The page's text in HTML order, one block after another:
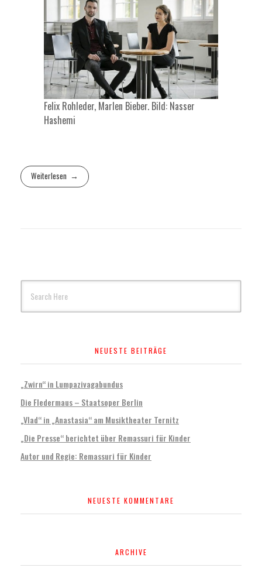
Felix Rohleder, Marlen Bieber. Bild: Nasser
Hashemi
Weiterlesen
NEUESTE BEITRÄGE
„Zwirn“ in Lumpazivagabundus
Die Fledermaus – Staatsoper Berlin
„Vlad“ in „Anastasia“ am Musiktheater Ternitz
„Die Presse“ berichtet über Remassuri für Kinder
Autor und Regie: Remassuri für Kinder
NEUESTE KOMMENTARE
ARCHIVE